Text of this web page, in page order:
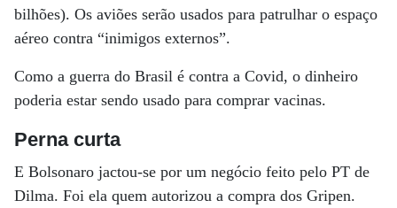
bilhões). Os aviões serão usados para patrulhar o espaço
aéreo contra “inimigos externos”.
Como a guerra do Brasil é contra a Covid, o dinheiro
poderia estar sendo usado para comprar vacinas.
Perna curta
E Bolsonaro jactou-se por um negócio feito pelo PT de
Dilma. Foi ela quem autorizou a compra dos Gripen.